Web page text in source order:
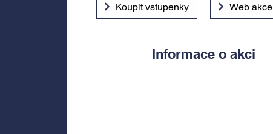
Koupit vstupenky Web akce
Informace o akci